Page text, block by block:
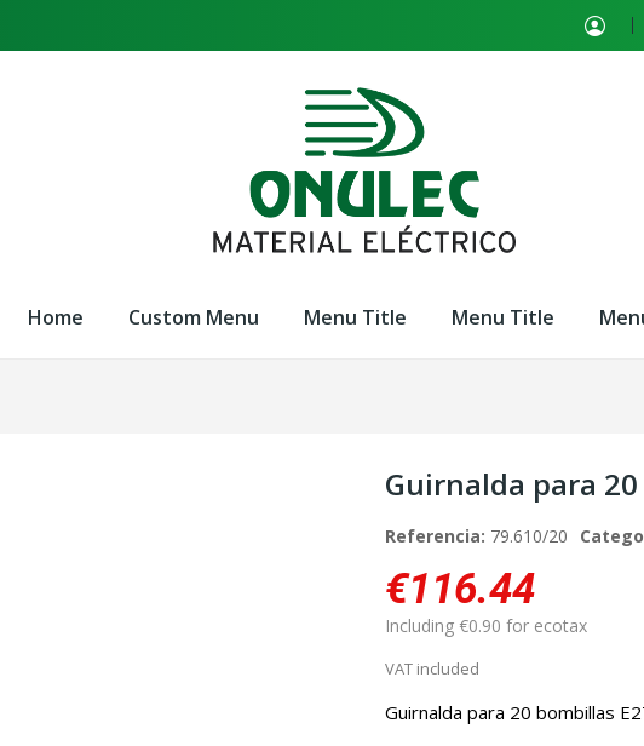
Home Custom Menu Menu Title Menu Title
Guirnalda para
Referencia: 79.610/20
€116.44
Including €0.90 for ecotax
VAT included
Guirnalda para 20 bombillas